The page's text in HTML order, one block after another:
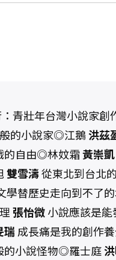
青壯年台灣小說家
的小說家◎江鵝洪茲
的自由◎林妏霜黃崇凱
雙雪濤從東北到台北
學替歷史走向到不了
張怡微小說應該是
瑞 成長痛是我的創作
的小說怪物◎羅士庭